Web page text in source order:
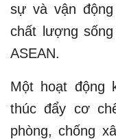
sự và vận
chất lượng
ASEAN.
Một hoạt động
thúc đẩy cơ
phòng, chống